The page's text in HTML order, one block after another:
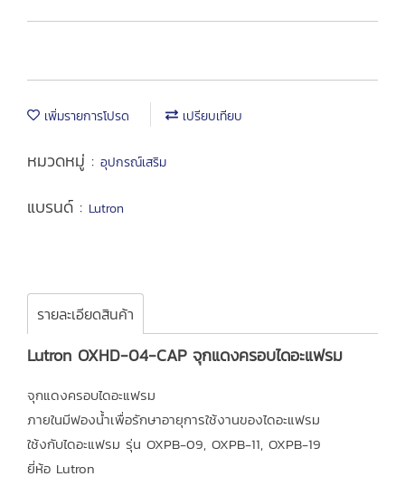
เพิ่มรายการโปรด เปรียบเทียบ
หมวดหมู่ : อุปกรณ์เสริม
แบรนด์ : Lutron
รายละเอียดสินค้า
Lutron OXHD-04-CAP จุกแดงครอบไดอะแฟรม
จุกแดงครอบไดอะแฟรม
ภายในมีฟองน้ำเพื่อรักษาอายุการใช้งานของไดอะแฟรม
ใช้งกับไดอะแฟรม รุ่น OXPB-09, OXPB-11, OXPB-19
ยี่ห้อ Lutron